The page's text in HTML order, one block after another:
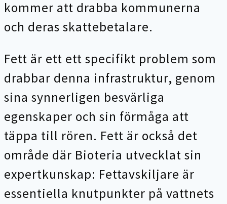
kommer att drabba kommunerna
och deras skattebetalare.
Fett är ett ett specifikt problem som
drabbar denna infrastruktur, genom
sina synnerligen besvärliga
egenskaper och sin förmåga att
täppa till rören. Fett är också det
område där Bioteria utvecklat sin
expertkunskap: Fettavskiljare är
essentiella knutpunkter på vattnets